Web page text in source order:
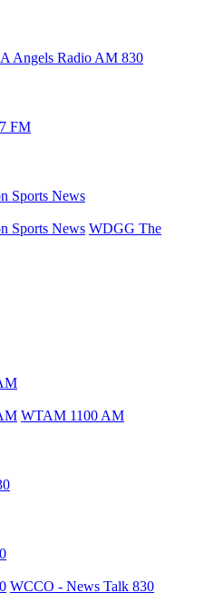
Angels Radio AM 830
FM
Sports News
Sports News WDGG The
WTAM 1100 AM
WCCO - News Talk 830